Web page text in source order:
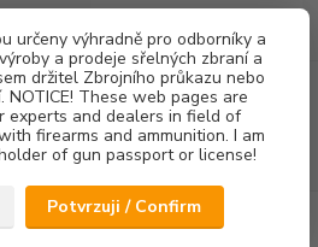
určeny výhradně pro odborníky a
a prodeje sřelných zbraní a
držitel Zbrojního průkazu nebo
NOTICE! These web pages are
experts and dealers in field of
firearms and ammunition. I am
of gun passport or license!
Potvrzuji / Confirm
Menu
Hledat
za0,00 Kč
FO 1mm - 2,4mm